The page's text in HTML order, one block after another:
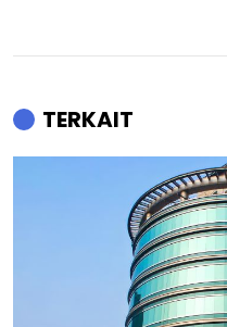
TERKAIT